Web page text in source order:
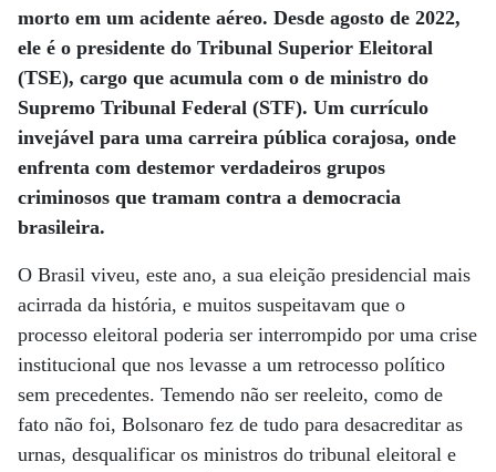
morto em um acidente aéreo. Desde agosto de 2022,
ele é o presidente do Tribunal Superior Eleitoral
(TSE), cargo que acumula com o de ministro do
Supremo Tribunal Federal (STF). Um currículo
invejável para uma carreira pública corajosa, onde
enfrenta com destemor verdadeiros grupos
criminosos que tramam contra a democracia
brasileira.
O Brasil viveu, este ano, a sua eleição presidencial mais
acirrada da história, e muitos suspeitavam que o
processo eleitoral poderia ser interrompido por uma crise
institucional que nos levasse a um retrocesso político
sem precedentes. Temendo não ser reeleito, como de
fato não foi, Bolsonaro fez de tudo para desacreditar as
urnas, desqualificar os ministros do tribunal eleitoral e